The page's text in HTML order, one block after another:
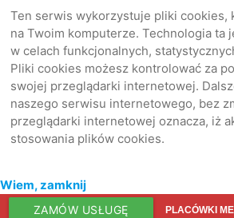
Ten serwis wykorzystuje pliki cookies,
na Twoim komputerze. Technologia ta
w celach funkcjonalnych,
Pliki cookies możesz kontrolować za
swojej przeglądarki internetowej.
naszego serwisu internetowego, bez
przeglądarki internetowej oznacza, iż
stosowania plików cookies.
Wiem, zamknij
ZAMÓW USŁUGĘ PLACÓWKI